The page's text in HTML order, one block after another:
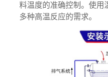
料温度的准确控制。使
多种高温反应的需求。